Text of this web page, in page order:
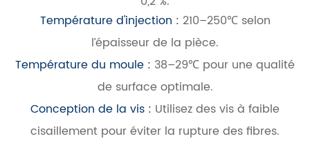
Température d'injection : 210–250℃ selon
l’épaisseur de la pièce.
Température du moule : 38–29℃ pour une qualité
de surface optimale.
Conception de la vis : Utilisez des vis à faible
cisaillement pour éviter la rupture des fibres.